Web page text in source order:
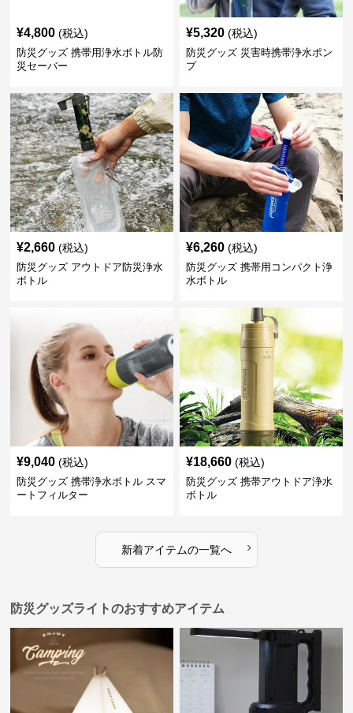
¥4,800 (税込)
防災グッズ 携帯用浄水ボトル防
災セーバー
¥5,320 (税込)
防災グッズ 災害時携帯浄水ポン
プ
¥2,660 (税込)
防災グッズ アウトドア防災浄水
ボトル
¥6,260 (税込)
防災グッズ 携帯用コンパクト浄
水ボトル
¥9,040 (税込)
防災グッズ 携帯浄水ボトル スマ
ートフィルター
¥18,660 (税込)
防災グッズ 携帯アウトドア浄水
ボトル
新着アイテムの一覧へ ›
防災グッズライトのおすすめアイテム